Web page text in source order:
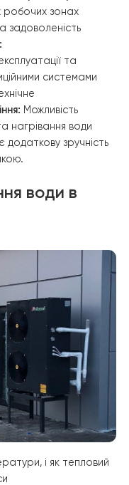
як для клієнтів,
FA-08
переваг:
скоротити
в експлуатації та
системами
технічне
Можливість
та нагрівання води
додаткову
води в